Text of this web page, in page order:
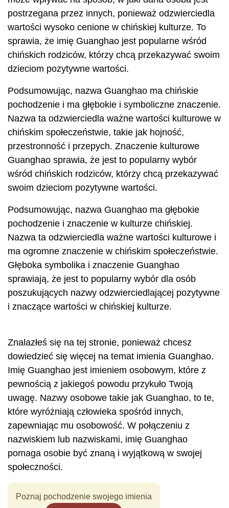
postrzegana przez innych, ponieważ odzwierciedla
wartości wysoko cenione w chińskiej kulturze. To
sprawia, że ​​imię Guanghao jest popularne wśród
chińskich rodziców, którzy chcą przekazywać swoim
dzieciom pozytywne wartości.
Podsumowując, nazwa Guanghao ma chińskie
pochodzenie i ma głębokie i symboliczne znaczenie.
Nazwa ta odzwierciedla ważne wartości kulturowe w
chińskim społeczeństwie, takie jak hojność,
przestronność i przepych. Znaczenie kulturowe
Guanghao sprawia, że ​​jest to popularny wybór
wśród chińskich rodziców, którzy chcą przekazywać
swoim dzieciom pozytywne wartości.
Podsumowując, nazwa Guanghao ma głębokie
pochodzenie i znaczenie w kulturze chińskiej.
Nazwa ta odzwierciedla ważne wartości kulturowe i
ma ogromne znaczenie w chińskim społeczeństwie.
Głęboka symbolika i znaczenie Guanghao
sprawiają, że jest to popularny wybór dla osób
poszukujących nazwy odzwierciedlającej pozytywne
i znaczące wartości w chińskiej kulturze.
Znalazłeś się na tej stronie, ponieważ chcesz
dowiedzieć się więcej na temat imienia Guanghao.
Imię Guanghao jest imieniem osobowym, które z
pewnością z jakiegoś powodu przykuło Twoją
uwagę. Nazwy osobowe takie jak Guanghao, to te,
które wyróżniają człowieka spośród innych,
zapewniając mu osobowość. W połączeniu z
nazwiskiem lub nazwiskami, imię Guanghao
pomaga osobie być znaną i wyjątkową w swojej
społeczności.
Poznaj pochodzenie swojego imienia